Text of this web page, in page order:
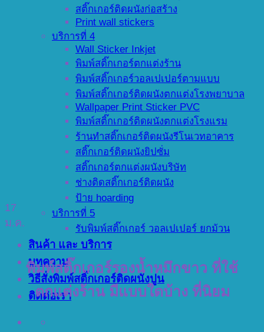
สติ๊กเกอร์ติดผนังก่อสร้าง
Print wall stickers
บริการที่ 4
Wall Sticker Inkjet
พิมพ์สติ๊กเกอร์ตกแต่งร้าน
พิมพ์สติ๊กเกอร์วอลเปเปอร์ตามแบบ
พิมพ์สติ๊กเกอร์ติดผนังตกแต่งโรงพยาบาล
Wallpaper Print Sticker PVC
พิมพ์สติ๊กเกอร์ติดผนังตกแต่งโรงแรม
ร้านทำสติ๊กเกอร์ติดผนังรีโนเวทอาคาร
สติ๊กเกอร์ติดผนังยิปซั่ม
สติ๊กเกอร์ตกแต่งผนังบริษัท
ช่างติดสติ๊กเกอร์ติดผนัง
ป้าย hoarding
บริการที่ 5
รับพิมพ์สติ๊กเกอร์ วอลเปเปอร์ ยกม้วน
สินค้า และ บริการ
บทความ
วิธีสั่งพิมพ์สติ๊กเกอร์ติดผนังปูน
ติดต่อเรา
17
ม.ค.
พิมพ์สติ๊กเกอร์รองน้ำหมึกขาว ที่ใช้
ตกแต่งร้าน มีแบบใดบ้าง ที่นิยม